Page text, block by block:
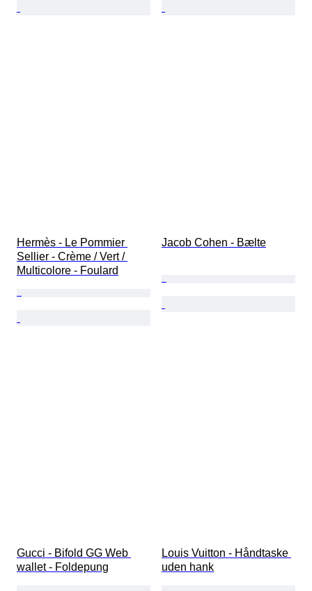
Hermès - Le Pommier
Sellier - Crème / Vert /
Multicolore - Foulard
Jacob Cohen - Bælte
Gucci - Bifold GG Web
wallet - Foldepung
Louis Vuitton - Håndtaske
uden hank